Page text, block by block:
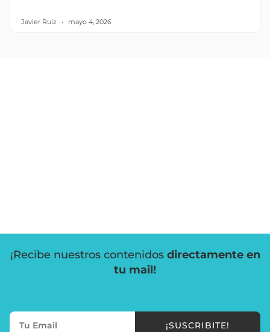
Javier Ruiz mayo 4, 2026
¡Recibe nuestros contenidos directamente en
tu mail!
¡SUSCRIBITE!